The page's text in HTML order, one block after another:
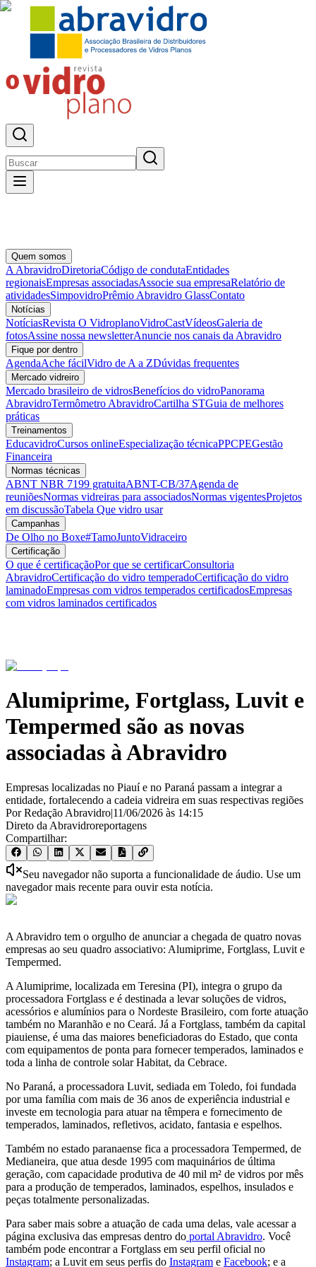
Quem somos
A AbravidroDiretoriaCódigo de condutaEntidades
regionaisEmpresas associadasAssocie sua empresaRelatório de
atividadesSimpovidroPrêmio Abravidro GlassContato
Notícias
NotíciasRevista O VidroplanoVidroCastVídeosGaleria de
fotosAssine nossa newsletterAnuncie nos canais da Abravidro
Fique por dentro
AgendaAche fácilVidro de A a ZDúvidas frequentes
Mercado vidreiro
Mercado brasileiro de vidrosBenefícios do vidroPanorama
AbravidroTermômetro AbravidroCartilha STGuia de melhores
práticas
Treinamentos
EducavidroCursos onlineEspecialização técnicaPPCPEGestão
Financeira
Normas técnicas
ABNT NBR 7199 gratuitaABNT-CB/37Agenda de
reuniõesNormas vidreiras para associadosNormas vigentesProjetos
em discussãoTabela Que vidro usar
Campanhas
De Olho no Boxe#TamoJuntoVidraceiro
Certificação
O que é certificaçãoPor que se certificarConsultoria
AbravidroCertificação do vidro temperadoCertificação do vidro
laminadoEmpresas com vidros temperados certificadosEmpresas
com vidros laminados certificados
Alumiprime, Fortglass, Luvit e
Tempermed são as novas
associadas à Abravidro
Empresas localizadas no Piauí e no Paraná passam a integrar a
entidade, fortalecendo a cadeia vidreira em suas respectivas regiões
Por Redação Abravidro|11/06/2026 às 14:15
Direto da Abravidroreportagens
Compartilhar:
Seu navegador não suporta a funcionalidade de áudio. Use um
navegador mais recente para ouvir esta notícia.
A Abravidro tem o orgulho de anunciar a chegada de quatro novas
empresas ao seu quadro associativo: Alumiprime, Fortglass, Luvit e
Tempermed.
A Alumiprime, localizada em Teresina (PI), integra o grupo da
processadora Fortglass e é destinada a levar soluções de vidros,
acessórios e alumínios para o Nordeste Brasileiro, com forte atuação
também no Maranhão e no Ceará. Já a Fortglass, também da capital
piauiense, é uma das maiores beneficiadoras do Estado, que conta
com equipamentos de ponta para fornecer temperados, laminados e
toda a linha de controle solar Habitat, da Cebrace.
No Paraná, a processadora Luvit, sediada em Toledo, foi fundada
por uma família com mais de 36 anos de experiência industrial e
investe em tecnologia para atuar na têmpera e fornecimento de
temperados, laminados, refletivos, acidato, fantasia e espelhos.
Também no estado paranaense fica a processadora Tempermed, de
Medianeira, que atua desde 1995 com maquinários de última
geração, com capacidade produtiva de 40 mil m² de vidros por mês
para a produção de temperados, laminados, espelhos, insulados e
peças totalmente personalizadas.
Para saber mais sobre a atuação de cada uma delas, vale acessar a
página exclusiva das empresas dentro do portal Abravidro. Você
também pode encontrar a Fortglass em seu perfil oficial no
Instagram; a Luvit em seus perfis do Instagram e Facebook; e a